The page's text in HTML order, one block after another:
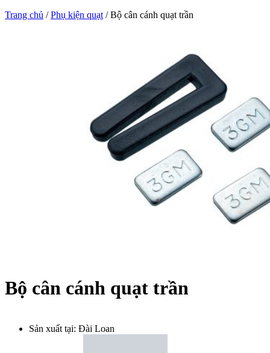
Trang chủ /Phụ kiện quạt /Bộ cân cánh quạt trần
Bộ cân cánh quạt trần
Sản xuất tại: Đài Loan